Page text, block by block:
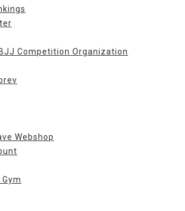
Competition Organization
Webshop